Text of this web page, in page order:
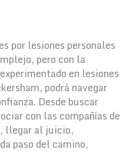
por lesiones personales
pero con la
en lesiones
podrá navegar
Desde buscar
con las compañías de
llegar al juicio,
paso del camino,